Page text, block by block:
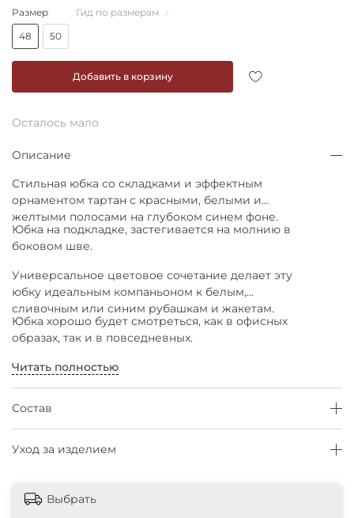
Добавить в корзину
Размер
Гид по размерам
48
50
Осталось мало
Описание
Стильная юбка со складками и эффектным
орнаментом тартан с красными, белыми и
желтыми полосами на глубоком синем фоне.
Юбка на подкладке, застегивается на молнию в
боковом шве.
Универсальное цветовое сочетание делает эту
юбку идеальным компаньоном к белым,
сливочным или синим рубашкам и жакетам.
Юбка хорошо будет смотреться, как в офисных
образах, так и в повседневных.
Читать полностью
Состав
Уход за изделием
Выбрать